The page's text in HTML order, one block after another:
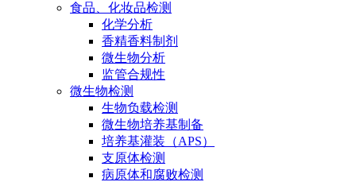
食品、化妆品检测
化学分析
香精香料制剂
微生物分析
监管合规性
微生物检测
生物负载检测
微生物培养基制备
培养基灌装（APS）
支原体检测
病原体和腐败检测